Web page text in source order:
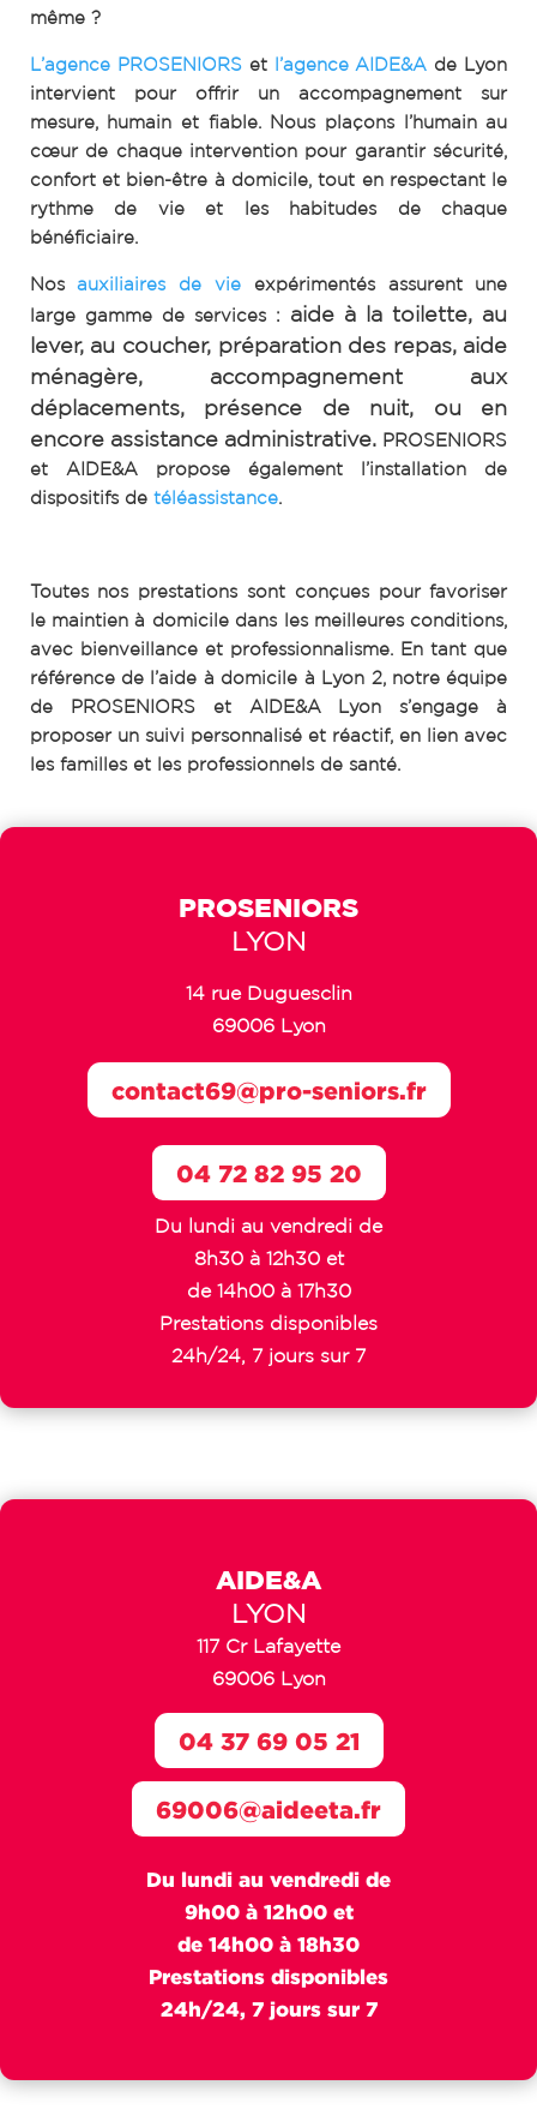
même ?
L’agence PROSENIORSet l’agence AIDE&A de Lyon
intervient pour offrir un accompagnement sur
mesure, humain et fiable. Nous plaçons l’humain au
cœur de chaque intervention pour garantir sécurité,
confort et bien-être à domicile, tout en respectant le
rythme de vie et les habitudes de chaque
bénéficiaire.
Nosauxiliaires de vie expérimentés assurent une
large gamme de services : aide à la toilette, au
lever, au coucher, préparation des repas, aide
ménagère, accompagnement aux
déplacements, présence de nuit, ou en
encore assistance administrative. PROSENIORS
et AIDE&A propose également l’installation de
dispositifs de téléassistance.
Toutes nos prestations sont conçues pour favoriser
le maintien à domicile dans les meilleures conditions,
avec bienveillance et professionnalisme. En tant que
référence de l’aide à domicile à Lyon 2, notre équipe
de PROSENIORS et AIDE&A Lyon s’engage à
proposer un suivi personnalisé et réactif, en lien avec
les familles et les professionnels de santé.
PROSENIORS
LYON
14 rue Duguesclin
69006 Lyon
Du lundi au vendredi de
8h30 à 12h30 et
de 14h00 à 17h30
Prestations disponibles
24h/24, 7 jours sur 7
AIDE&A
LYON
117 Cr Lafayette
69006 Lyon
Du lundi au vendredi de
9h00 à 12h00 et
de 14h00 à 18h30
Prestations disponibles
24h/24, 7 jours sur 7
04 37 69 05 21
contact69@pro-seniors.fr
69006@aideeta.fr
04 72 82 95 20